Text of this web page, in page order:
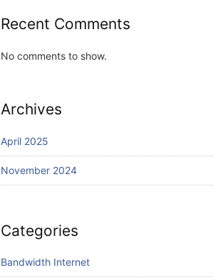
Recent Comments
No comments to show.
Archives
April 2025
November 2024
Categories
Bandwidth Internet